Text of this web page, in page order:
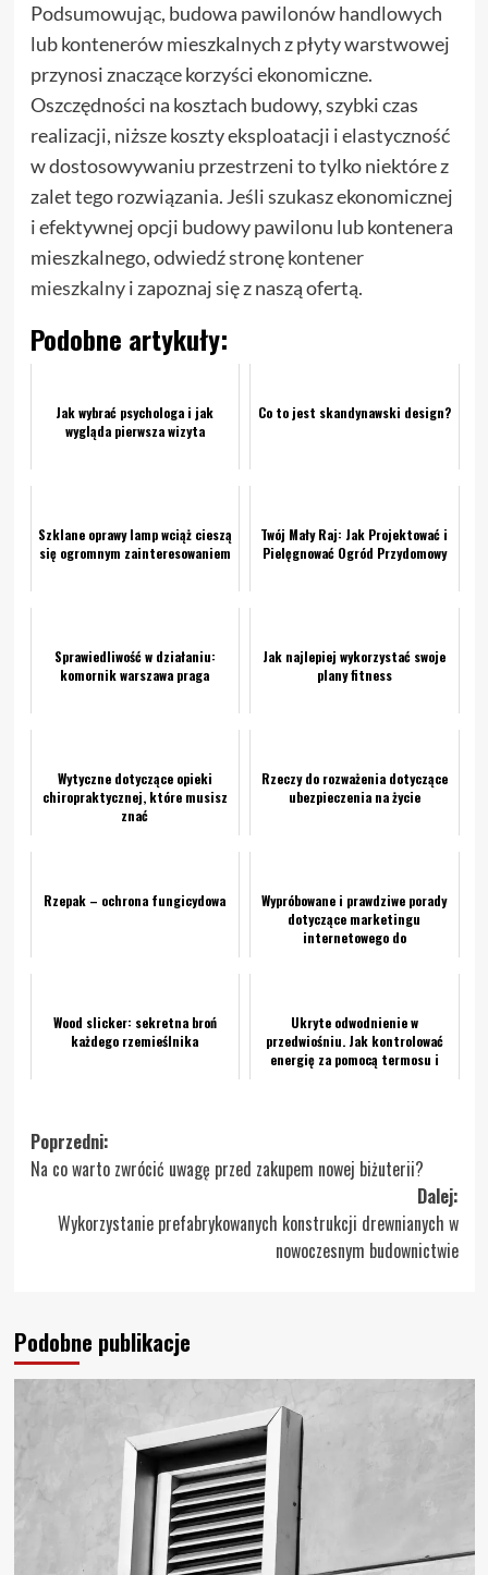
Podsumowując, budowa pawilonów handlowych
lub kontenerów mieszkalnych z płyty warstwowej
przynosi znaczące korzyści ekonomiczne.
Oszczędności na kosztach budowy, szybki czas
realizacji, niższe koszty eksploatacji i elastyczność
w dostosowywaniu przestrzeni to tylko niektóre z
zalet tego rozwiązania. Jeśli szukasz ekonomicznej
i efektywnej opcji budowy pawilonu lub kontenera
mieszkalnego, odwiedź stronękontener
mieszkalnyi zapoznaj się z naszą ofertą.
Podobne artykuły:
Jak wybrać psychologa i jak
wygląda pierwsza wizyta
Co to jest skandynawski design?
Szklane oprawy lamp wciąż cieszą
się ogromnym zainteresowaniem
Twój Mały Raj: Jak Projektować i
Pielęgnować Ogród Przydomowy
Sprawiedliwość w działaniu:
komornik warszawa praga
Jak najlepiej wykorzystać swoje
plany fitness
Wytyczne dotyczące opieki
chiropraktycznej, które musisz
znać
Rzeczy do rozważenia dotyczące
ubezpieczenia na życie
Rzepak – ochrona fungicydowa
Wypróbowane i prawdziwe porady
dotyczące marketingu
internetowego do
Wood slicker: sekretna broń
każdego rzemieślnika
Ukryte odwodnienie w
przedwiośniu. Jak kontrolować
energię za pomocą termosu i
Zobacz
wpisy
Poprzedni:
Na co warto zwrócić uwagę przed zakupem nowej biżuterii?
Dalej:
Wykorzystanie prefabrykowanych konstrukcji drewnianych w
nowoczesnym budownictwie
Podobne publikacje